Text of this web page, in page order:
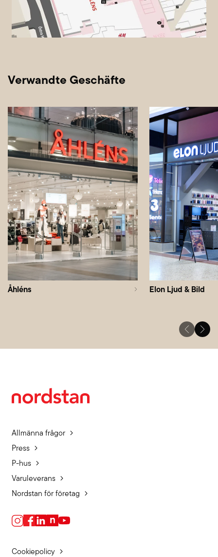
Verwandte Geschäfte
Åhléns Elon Ljud & Bild
Allmänna frågor
Press
P-hus
Varuleverans
Nordstan för företag
Cookiepolicy